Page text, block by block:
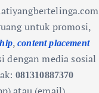
untuk promosi,
,content placement
dengan media sosial
081310887370